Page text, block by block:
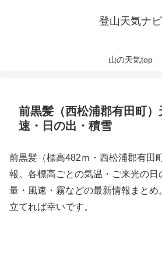
登山天気ナビ
山の天気top
前黒髪（西松浦郡有田町
速・日の出・積雪
前黒髪（標高482ｍ・西松浦郡有田
報。各標高ごとの気温・ご来光の日
量・風速・霧などの最新情報まとめ
立てれば幸いです。